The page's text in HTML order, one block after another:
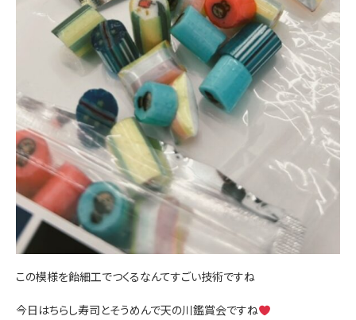
この模様を飴細工でつくるなんてすごい技術ですね
今日はちらし寿司とそうめんで天の川鑑賞会ですね